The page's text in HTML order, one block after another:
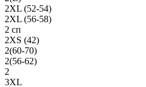
2XL (52-54)
2XL (56-58)
2 сп
2XS (42)
2(60-70)
2(56-62)
2
3XL